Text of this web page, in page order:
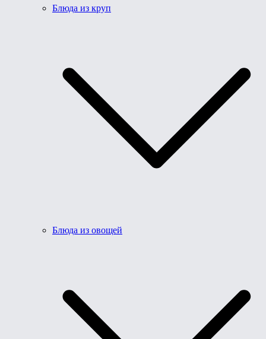
Блюда из круп
Блюда из овощей